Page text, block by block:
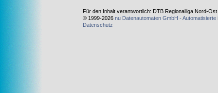
Für den Inhalt verantwortlich: DTB Regionalliga Nord-
© 1999-2026 nu Datenautomaten GmbH -
Datenschutz